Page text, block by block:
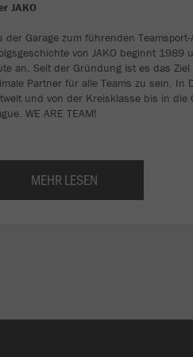
JAKO
der Garage zum führenden
von JAKO beginnt 1989
an. Seit der Gründung ist es das Ziel
Partner für alle Teams zu sein. In
und von der Kreisklasse bis in die
WE ARE TEAM!
MEHR LESEN